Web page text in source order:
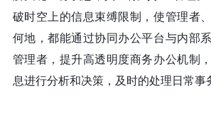
破时空上的信息束缚限制，使管理者
何地，都能通过协同办公平台与内部
管理者，提升高透明度商务办公机制
息进行分析和决策，及时的处理日常事